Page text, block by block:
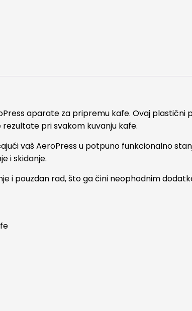
aparate za pripremu kafe. Ovaj
pri svakom kuvanju kafe.
vaš AeroPress u potpuno funkcionalno
i skidanje.
i pouzdan rad, što ga čini neophodnim